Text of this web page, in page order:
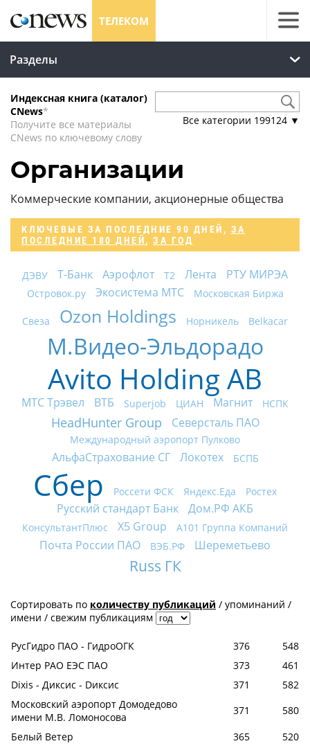
ТЕЛЕКОМ
Разделы
Индексная книга (каталог)
CNews*
Получите все материалы
CNews по ключевому слову
Все категории 199124 ▼
Организации
Коммерческие компании, акционерные общества
КЛЮЧЕВЫЕ ЗА ПОСЛЕДНИЕ 90 ДНЕЙ , ЗА
ПОСЛЕДНИЕ 180 ДНЕЙ, ЗА ГОД
ДЭВУ Т-Банк Аэрофлот Т2 Лента РТУ МИРЭА
Островок.ру Экосистема МТС Московская Биржа
Свеза Ozon Holdings Норникель Belkacar
М.Видео-Эльдорадо
Avito Holding AB
МТС Трэвел ВТБ Superjob ЦИАН Магнит НСПК
HeadHunter Group Северсталь ПАО
Международный аэропорт Пулково
АльфаСтрахование СГ Локотех БСПБ
Сбер Россети ФСК Яндекс.Еда Ростех
Русский стандарт Банк Дом.РФ АКБ
КонсультантПлюс X5 Group А101 Группа Компаний
Почта России ПАО ВЭБ.РФ Шереметьево
Russ ГК
Сортировать по количеству публикаций / упоминаний /
имени / свежим публикациям
РусГидро ПАО - ГидроОГК 376
548
Интер РАО ЕЭС ПАО
373
461
Dixis - Диксис - Dиксис
371
582
Московский аэропорт Домодедово
имени М.В. Ломоносова
371
580
Белый Ветер
365
520